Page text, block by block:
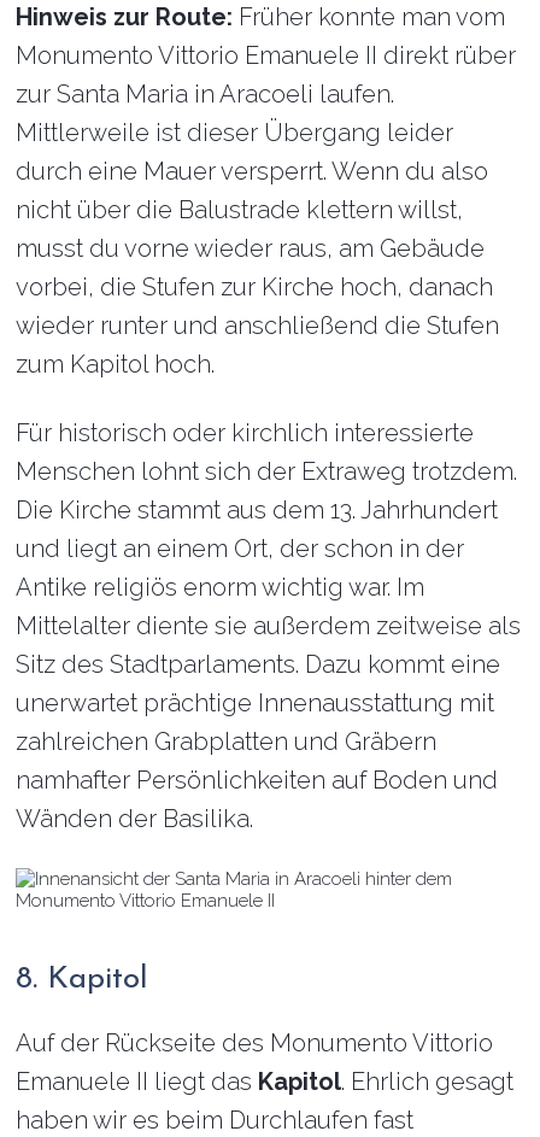
Hinweis zur Route: Früher konnte man vom
Monumento Vittorio Emanuele II direkt rüber
zur Santa Maria in Aracoeli laufen.
Mittlerweile ist dieser Übergang leider
durch eine Mauer versperrt. Wenn du also
nicht über die Balustrade klettern willst,
musst du vorne wieder raus, am Gebäude
vorbei, die Stufen zur Kirche hoch, danach
wieder runter und anschließend die Stufen
zum Kapitol hoch.
Für historisch oder kirchlich interessierte
Menschen lohnt sich der Extraweg trotzdem.
Die Kirche stammt aus dem 13. Jahrhundert
und liegt an einem Ort, der schon in der
Antike religiös enorm wichtig war. Im
Mittelalter diente sie außerdem zeitweise als
Sitz des Stadtparlaments. Dazu kommt eine
unerwartet prächtige Innenausstattung mit
zahlreichen Grabplatten und Gräbern
namhafter Persönlichkeiten auf Boden und
Wänden der Basilika.
8. Kapitol
Auf der Rückseite des Monumento Vittorio
Emanuele II liegt das Kapitol. Ehrlich gesagt
haben wir es beim Durchlaufen fast